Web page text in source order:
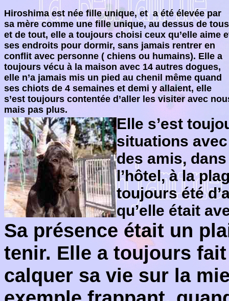
Hiroshima est née fille unique, et a été élevée par
sa mère comme une fille unique, au dessus de tous
et de tout, elle a toujours choisi ceux qu’elle aime
ses endroits pour dormir, sans jamais rentrer en
conflit avec personne ( chiens ou humains). Elle a
toujours vécu à la maison avec 14 autres dogues,
elle n’a jamais mis un pied au chenil même quand
ses chiots de 4 semaines et demi y allaient, elle
s’est toujours contentée d’aller les visiter avec
mais pas plus.
Elle s’est
situations
des amis,
l’hôtel, à la
toujours été
qu’elle était
Sa présence était un
tenir. Elle a toujours
calquer sa vie sur la